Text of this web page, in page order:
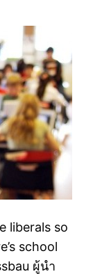
liberals so
school
ผู้นำ